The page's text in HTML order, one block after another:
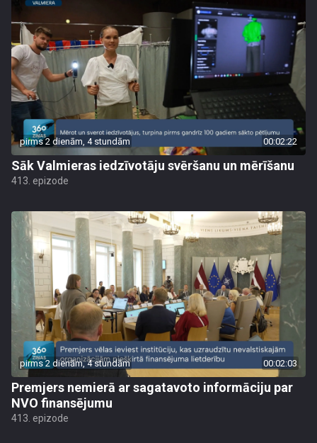
pirms 2 dienām, 4 stundām 00:02:22
Sāk Valmieras iedzīvotāju svēršanu un mērīšanu
413. epizode
pirms 2 dienām, 4 stundām 00:02:03
Premjers nemierā ar sagatavoto informāciju par
NVO finansējumu
413. epizode